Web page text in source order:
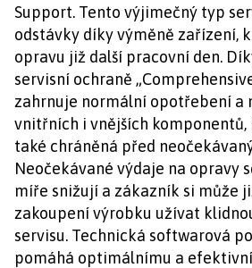
Support. Tento výjimečný typ
odstávky díky výměně zařízení,
opravu již další pracovní den.
servisní ochraně
zahrnuje normální opotřebení a
vnitřních i vnějších komponentů,
také chráněná před
Neočekávané výdaje na opravy
míře snižují a zákazník si může
zakoupení výrobku užívat
servisu. Technická softwarová
pomáhá optimálnímu a